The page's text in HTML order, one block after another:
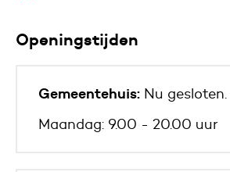
Openingstijden
Gemeentehuis: Nu gesloten.
Maandag: 9.00 - 20.00 uur